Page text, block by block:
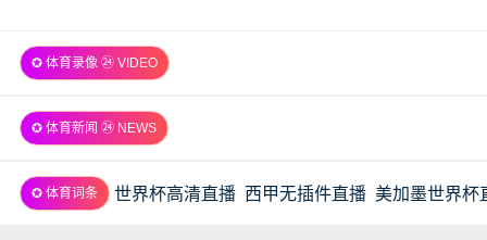
✪ 体育录像 ㉔ VIDEO
✪ 体育新闻 ㉔ NEWS
✪ 体育词条 世界杯高清直播 西甲无插件直播 美加墨世界杯